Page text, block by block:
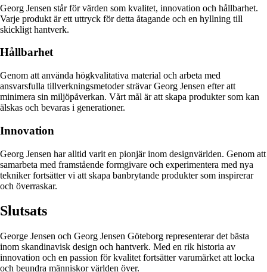
Georg Jensen står för värden som kvalitet, innovation och hållbarhet.
Varje produkt är ett uttryck för detta åtagande och en hyllning till
skickligt hantverk.
Hållbarhet
Genom att använda högkvalitativa material och arbeta med
ansvarsfulla tillverkningsmetoder strävar Georg Jensen efter att
minimera sin miljöpåverkan. Vårt mål är att skapa produkter som kan
älskas och bevaras i generationer.
Innovation
Georg Jensen har alltid varit en pionjär inom designvärlden. Genom att
samarbeta med framstående formgivare och experimentera med nya
tekniker fortsätter vi att skapa banbrytande produkter som inspirerar
och överraskar.
Slutsats
George Jensen och Georg Jensen Göteborg representerar det bästa
inom skandinavisk design och hantverk. Med en rik historia av
innovation och en passion för kvalitet fortsätter varumärket att locka
och beundra människor världen över.